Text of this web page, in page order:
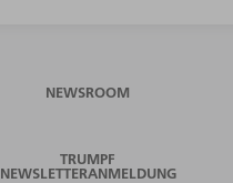
NEWSROOM
TRUMPF
NEWSLETTERANMELDUNG